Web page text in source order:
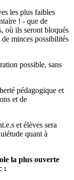
les plus faibles
! - que de
où ils seront bloqués
minces possibilités
possible, sans
pédagogique et
et de
et élèves sera
quant à
la plus ouverte
: